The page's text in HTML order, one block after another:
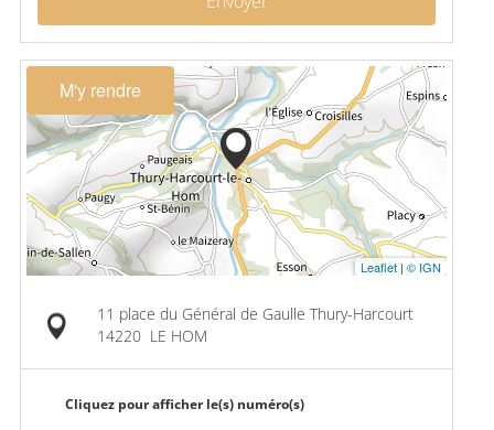
M'y rendre
Leaflet | © IGN
11 place du Général de Gaulle Thury-Harcourt
14220 LE HOM
Cliquez pour afficher le(s) numéro(s)